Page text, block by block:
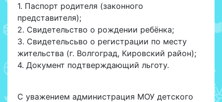
1. Паспорт родителя (законного
представителя);
2. Свидетельство о рождении ребёнка;
3. Свидетельсьво о регистрации по месту
жительства (г. Волгоград, Кировский район);
4. Документ подтверждающий льготу.
С уважением администрация МОУ детского